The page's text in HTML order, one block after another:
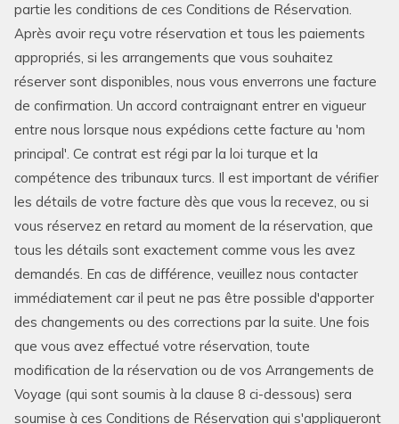
partie les conditions de ces Conditions de Réservation.
Après avoir reçu votre réservation et tous les paiements
appropriés, si les arrangements que vous souhaitez
réserver sont disponibles, nous vous enverrons une facture
de confirmation. Un accord contraignant entrer en vigueur
entre nous lorsque nous expédions cette facture au 'nom
principal'. Ce contrat est régi par la loi turque et la
compétence des tribunaux turcs. Il est important de vérifier
les détails de votre facture dès que vous la recevez, ou si
vous réservez en retard au moment de la réservation, que
tous les détails sont exactement comme vous les avez
demandés. En cas de différence, veuillez nous contacter
immédiatement car il peut ne pas être possible d'apporter
des changements ou des corrections par la suite. Une fois
que vous avez effectué votre réservation, toute
modification de la réservation ou de vos Arrangements de
Voyage (qui sont soumis à la clause 8 ci-dessous) sera
soumise à ces Conditions de Réservation qui s'appliqueront